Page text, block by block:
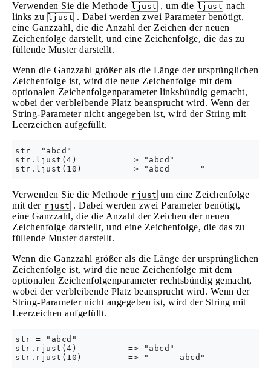
Verwenden Sie die Methode ljust , um die ljust nach
links zu ljust . Dabei werden zwei Parameter benötigt,
eine Ganzzahl, die die Anzahl der Zeichen der neuen
Zeichenfolge darstellt, und eine Zeichenfolge, die das zu
füllende Muster darstellt.
Wenn die Ganzzahl größer als die Länge der ursprünglichen
Zeichenfolge ist, wird die neue Zeichenfolge mit dem
optionalen Zeichenfolgenparameter linksbündig gemacht,
wobei der verbleibende Platz beansprucht wird. Wenn der
String-Parameter nicht angegeben ist, wird der String mit
Leerzeichen aufgefüllt.
str ="abcd"
str.ljust(4)          => "abcd"
Verwenden Sie die Methode rjust um eine Zeichenfolge
mit der rjust . Dabei werden zwei Parameter benötigt,
eine Ganzzahl, die die Anzahl der Zeichen der neuen
Zeichenfolge darstellt, und eine Zeichenfolge, die das zu
füllende Muster darstellt.
Wenn die Ganzzahl größer als die Länge der ursprünglichen
Zeichenfolge ist, wird die neue Zeichenfolge mit dem
optionalen Zeichenfolgenparameter rechtsbündig gemacht,
wobei der verbleibende Platz beansprucht wird. Wenn der
String-Parameter nicht angegeben ist, wird der String mit
Leerzeichen aufgefüllt.
str = "abcd"
str.rjust(4)          => "abcd"